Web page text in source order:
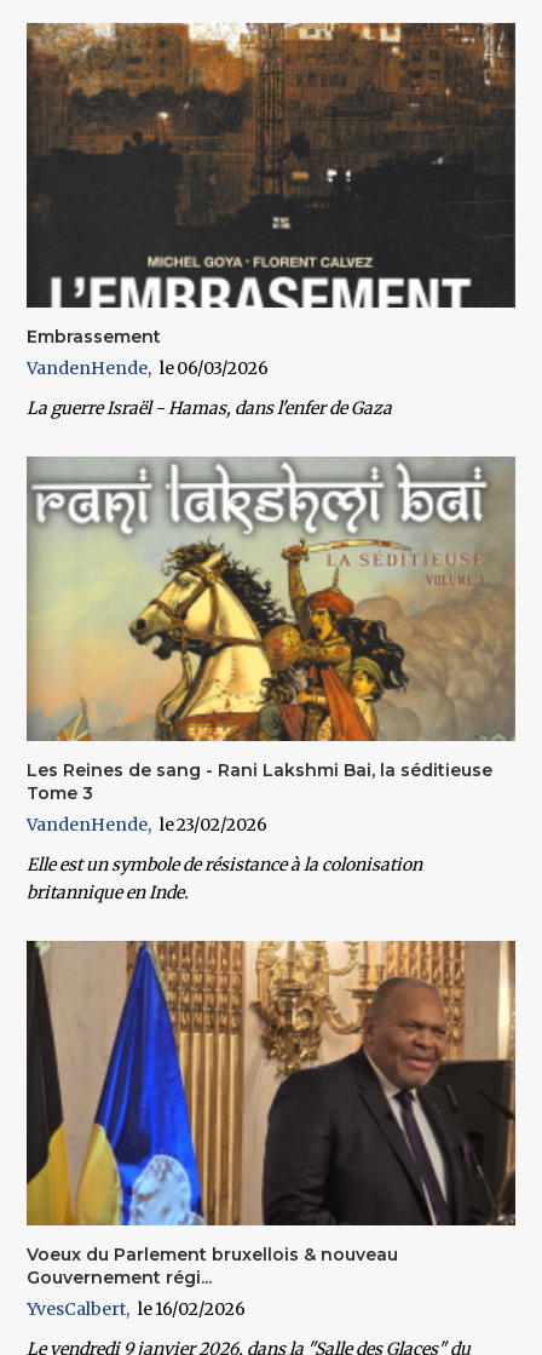
Embrassement
VandenHende
06/03/2026
La guerre Israël - Hamas, dans l'enfer de Gaza
Les Reines de sang - Rani Lakshmi Bai, la séditieuse
Tome 3
VandenHende
23/02/2026
Elle est un symbole de résistance à la colonisation
britannique en Inde.
Voeux du Parlement bruxellois & nouveau
Gouvernement régi...
YvesCalbert
16/02/2026
Levendredi 9 janvier 2026, dans la "Salle des Glaces"du